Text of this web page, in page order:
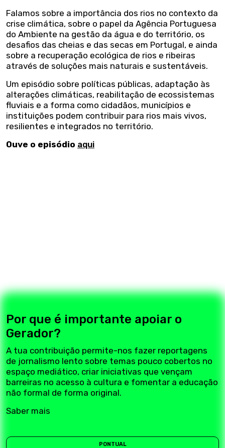
Falamos sobre a importância dos rios no contexto da
crise climática, sobre o papel da Agência Portuguesa
do Ambiente na gestão da água e do território, os
desafios das cheias e das secas em Portugal, e ainda
sobre a recuperação ecológica de rios e ribeiras
através de soluções mais naturais e sustentáveis.
Um episódio sobre políticas públicas, adaptação às
alterações climáticas, reabilitação de ecossistemas
fluviais e a forma como cidadãos, municípios e
instituições podem contribuir para rios mais vivos,
resilientes e integrados no território.
Ouve o episódio aqui
Por que é importante apoiar o
Gerador?
A tua contribuição permite-nos fazer reportagens
de jornalismo lento sobre temas pouco cobertos no
espaço mediático, criar iniciativas que vençam
barreiras no acesso à cultura e fomentar a educação
não formal de forma original.
Saber mais
PONTUAL